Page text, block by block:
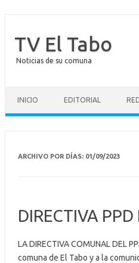
TV El Tabo
Noticias de su comuna
INICIO EDITORIAL
ARCHIVO POR DÍAS: 01/09/2023
DIRECTIVA
LA DIRECTIVA COMUNAL DEL
comuna de El Tabo y a la